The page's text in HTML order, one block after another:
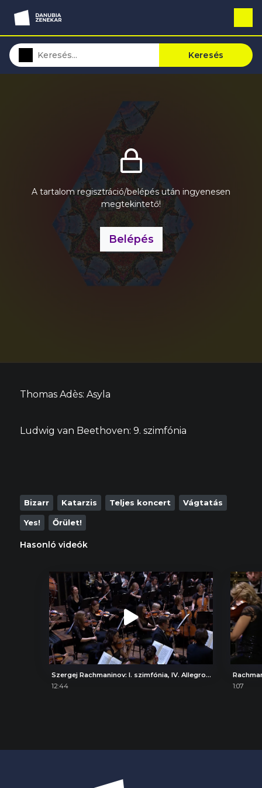
Keresés
A tartalom regisztráció/belépés után ingyenesen
megtekintető!
Belépés
Thomas Adès: Asyla
Ludwig van Beethoven: 9. szimfónia
Bizarr Katarzis Teljes koncert Vágtatás
Yes! Őrület!
Hasonló videók
Szergej Rachmaninov: I. szimfónia, IV. Allegro con fuoco
12:44
1:07